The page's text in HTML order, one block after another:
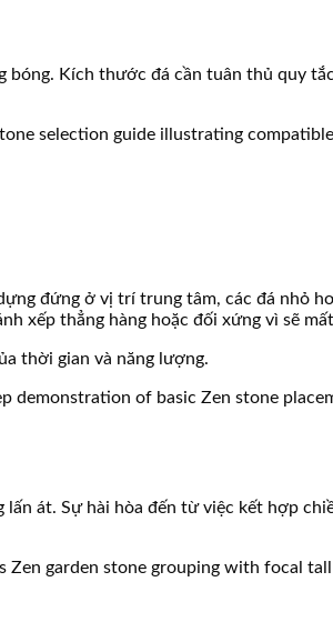
Kích thước đá cần tuân thủ quy
đứng ở vị trí trung tâm, các đá nhỏ
xếp thẳng hàng hoặc đối xứng vì sẽ
thời gian và năng lượng.
át. Sự hài hòa đến từ việc kết hợp